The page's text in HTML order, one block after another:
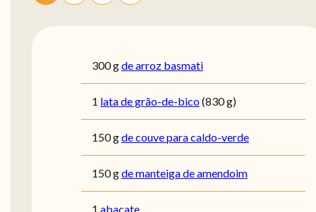
300gde arroz basmati
1 lata de grão-de-bico(830 g)
150gde couve para caldo-verde
150gde manteiga de amendoim
1 abacate